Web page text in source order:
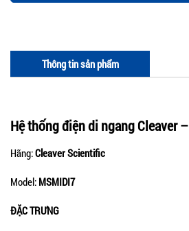
Thông tin sản phẩm
Hệ thống điện di ngang Cleaver –
Hãng:Cleaver Scientific
Model: MSMIDI7
ĐẶC TRƯNG